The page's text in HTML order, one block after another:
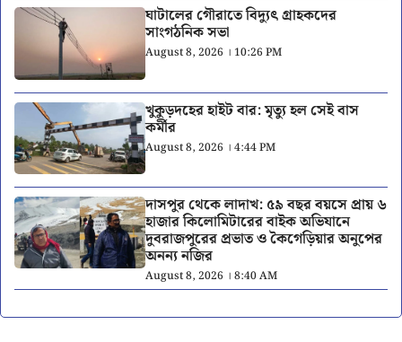
ঘাটালের গৌরাতে বিদ্যুৎ গ্রাহকদের
সাংগঠনিক সভা
August 8, 2026 । 10:26 PM
খুকুড়দহের হাইট বার: মৃত্যু হল সেই বাস
কর্মীর
August 8, 2026 । 4:44 PM
দাসপুর থেকে লাদাখ: ৫৯ বছর বয়সে প্রায় ৬
হাজার কিলোমিটারের বাইক অভিযানে
দুবরাজপুরের প্রভাত ও কৈগেড়িয়ার অনুপের
অনন্য নজির
August 8, 2026 । 8:40 AM